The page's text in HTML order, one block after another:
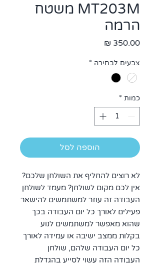
MT203M משטח
הרמה
צבעים לבחירה *
כמות *
הוספה לסל
לא רוצים להחליף את השולחן שלכם?
אין לכם מקום לשולחן? מעמד לשולחן
העבודה זה עוזר למשתמשים להישאר
פעילים לאורך כל יום העבודה בכך
שהוא מאפשר למשתמשים לנוע
בקלות ממצב ישיבה או עמידה לאורך
כל יום העבודה שלהם, שולחן
העבודה הזה עשוי לסייע בהגדלת